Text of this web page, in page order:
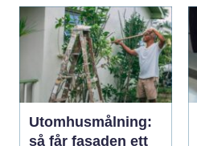
Utomhusmålning:
så får fasaden ett